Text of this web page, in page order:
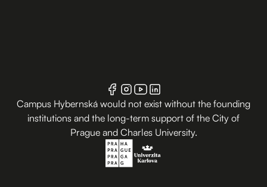
Campus Hybernská would not exist without the founding
institutions and the long-term support of the City of
Prague and Charles University.